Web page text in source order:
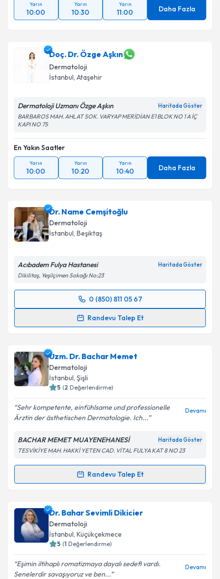
Yarın
10:00
Yarın
10:30
Yarın
11:00 Daha Fazla
Doç. Dr. Özge Aşkın
Dermatoloji
İstanbul, Ataşehir
Dermatoloji Uzmanı Özge Aşkın Haritada Göster
BARBAROS MAH. AHLAT SOK. VARYAP MERİDİAN E1 BLOK NO 1 A İÇ
KAPI NO 75
En Yakın Saatler
Yarın
10:00
Yarın
10:20
Yarın
10:40 Daha Fazla
Dr. Name Cemşitoğlu
Dermatoloji
İstanbul, Beşiktaş
Acıbadem Fulya Hastanesi Haritada Göster
Dikilitaş, Yeşilçimen Sokağı No:23
0 (850) 811 05 67
Randevu Talep Et
Randevu Takvimi Talebi
takvim hazırlandığında e-posta ile bilgilendireceğiz.
E-posta Adresiniz
Kişisel verilerimin işlenmesine ilişkin
'ni okudum ve kişisel verilerimin belirtilen
kapsamda işlenmesini kabul ediyorum.
Takvim Talebini Gönder
Uzm. Dr. Bachar Memet
Dermatoloji
İstanbul, Şişli
5 (2 Değerlendirme)
Sehr kompetente, einfühlsame und professionelle
Ärztin der ästhetischen Dermatologie. Ich...
Devamı
BACHAR MEMET MUAYENEHANESİ Haritada Göster
TESVİKİYE MAH. HAKKİ YETEN CAD. VİTAL FULYA KAT 8 NO 23
Randevu Talep Et
Randevu Takvimi Talebi
Uzm. Dr. Bachar Memetiçin randevu takvimi talebi
oluşturun. Size bu uzmandan randevu almanız için bir
takvim hazırlandığında e-posta ile bilgilendireceğiz.
Dr. Bahar Sevimli Dikicier
Dermatoloji
İstanbul, Küçükçekmece
5 (1 Değerlendirme)
Eşimin iltihaplı romatizmaya dayalı sedefi vardı.
Senelerdir savaşıyoruz ve ben...
Devamı